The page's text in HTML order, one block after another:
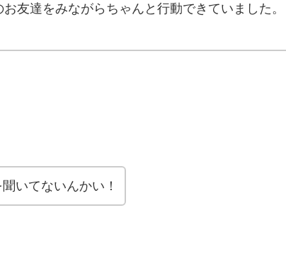
友達をみながらちゃんと行動できていました。
いてないんかい！